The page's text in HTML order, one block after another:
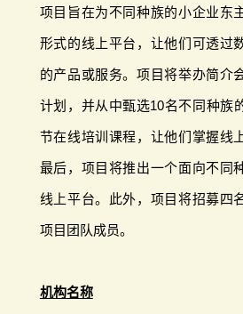
项目旨在为不同种族的小企业东
形式的线上平台，让他们可透过
的产品或服务。项目将举办简介
计划，并从中甄选10名不同种族
节在线培训课程，让他们掌握线
最后，项目将推出一个面向不同
线上平台。此外，项目将招募四
项目团队成员。
机构名称